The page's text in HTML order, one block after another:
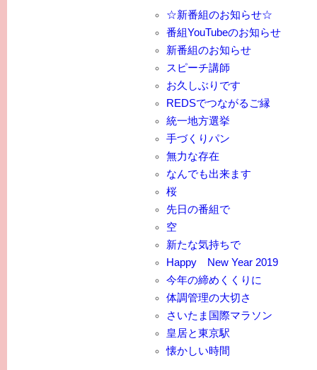
☆新番組のお知らせ☆
番組YouTubeのお知らせ
新番組のお知らせ
スピーチ講師
お久しぶりです
REDSでつながるご縁
統一地方選挙
手づくりパン
無力な存在
なんでも出来ます
桜
先日の番組で
空
新たな気持ちで
Happy New Year 2019
今年の締めくくりに
体調管理の大切さ
さいたま国際マラソン
皇居と東京駅
懐かしい時間